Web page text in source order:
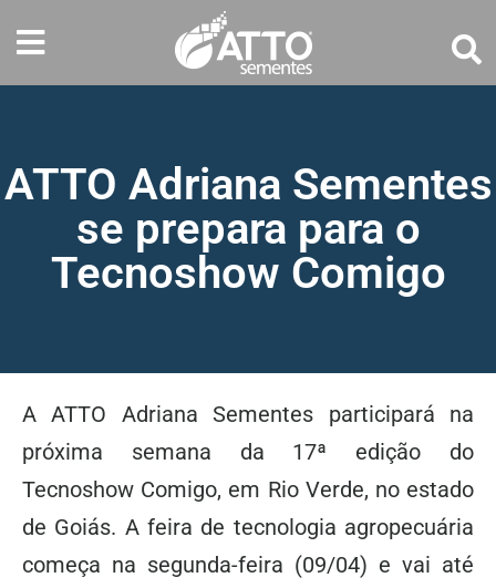
ATTO Adriana Sementes
se prepara para o
Tecnoshow Comigo
A ATTO Adriana Sementes participará na
próxima semana da 17ª edição do
Tecnoshow Comigo, em Rio Verde, no estado
de Goiás. A feira de tecnologia agropecuária
começa na segunda-feira (09/04) e vai até